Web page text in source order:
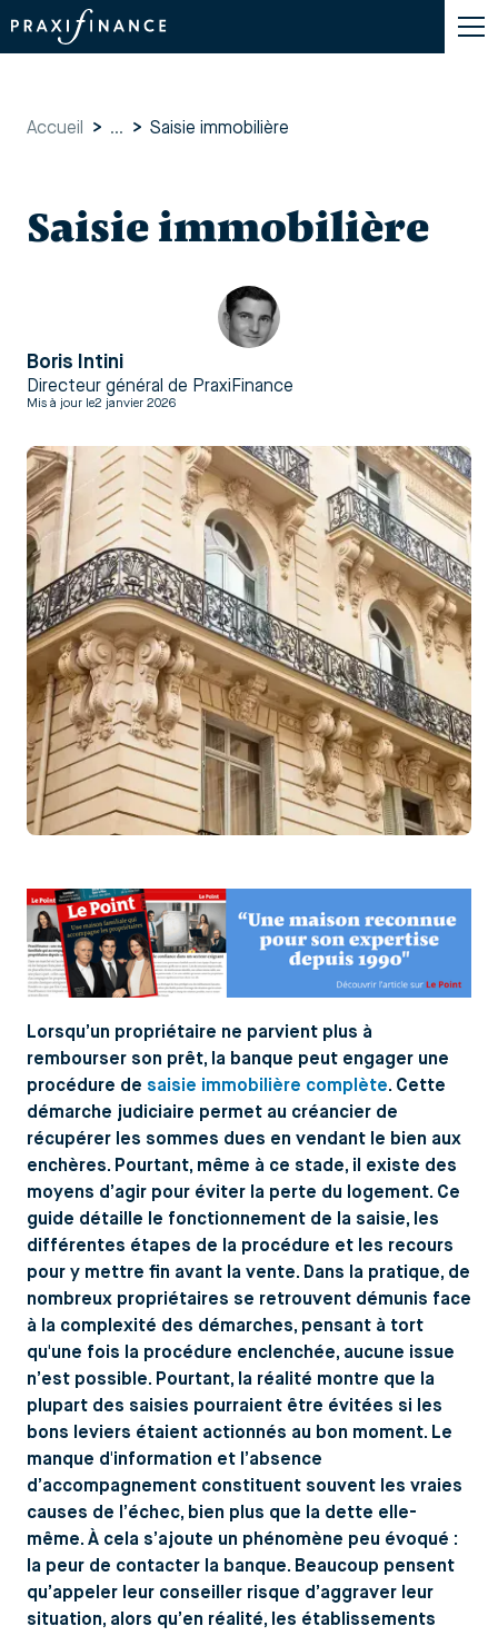
Accueil > ... > Saisie immobilière
Saisie immobilière
Boris Intini
Directeur général de PraxiFinance
Mis à jour le2 janvier 2026
Lorsqu’un propriétaire ne parvient plus à
rembourser son prêt, la banque peut engager une
procédure de saisie immobilière complète. Cette
démarche judiciaire permet au créancier de
récupérer les sommes dues en vendant le bien aux
enchères. Pourtant, même à ce stade, il existe des
moyens d’agir pour éviter la perte du logement. Ce
guide détaille le fonctionnement de la saisie, les
différentes étapes de la procédure et les recours
pour y mettre fin avant la vente. Dans la pratique, de
nombreux propriétaires se retrouvent démunis face
à la complexité des démarches, pensant à tort
qu'une fois la procédure enclenchée, aucune issue
n’est possible. Pourtant, la réalité montre que la
plupart des saisies pourraient être évitées si les
bons leviers étaient actionnés au bon moment. Le
manque d'information et l’absence
d’accompagnement constituent souvent les vraies
causes de l’échec, bien plus que la dette elle-
même. À cela s’ajoute un phénomène peu évoqué :
la peur de contacter la banque. Beaucoup pensent
qu’appeler leur conseiller risque d’aggraver leur
situation, alors qu’en réalité, les établissements